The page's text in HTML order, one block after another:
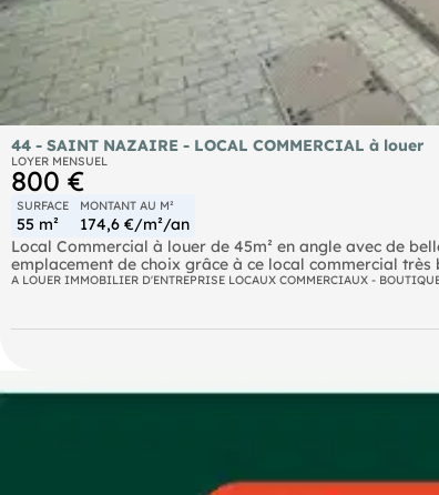
44 - SAINT NAZAIRE - LOCAL COMMERCIAL à louer
LOYER MENSUEL
800 €
SURFACE
55 m²
MONTANT AU M²
174,6 €/m²/an
Local Commercial à louer de 45m² en angle avec de
emplacement de choix grâce à ce local commercial
- Vitrines d'angles sur 11m
- Activités commerciales
- Toute activité possible sauf nuisances sonores et
Les informations sur les risques auxquels ce bien est
A LOUER IMMOBILIER D'ENTREPRISE LOCAUX COMMERCIAUX -